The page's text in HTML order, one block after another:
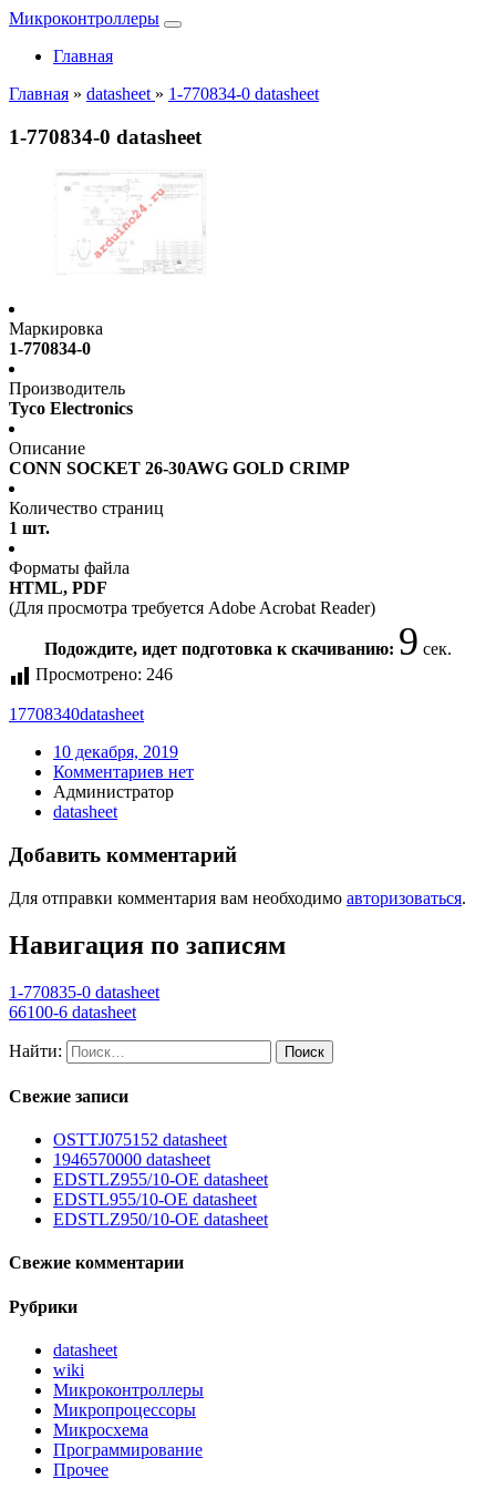
Микроконтроллеры
Главная
Главная » datasheet » 1-770834-0 datasheet
1-770834-0 datasheet
Маркировка
1-770834-0
Производитель
Tyco Electronics
Описание
CONN SOCKET 26-30AWG GOLD CRIMP
Количество страниц
1 шт.
Форматы файла
HTML, PDF
(Для просмотра требуется Adobe Acrobat Reader)
Подождите, идет подготовка к скачиванию: 9 сек.
Просмотрено: 246
17708340datasheet
10 декабря, 2019
Комментариев нет
Администратор
datasheet
Добавить комментарий
Для отправки комментария вам необходимо авторизоваться.
Навигация по записям
1-770835-0 datasheet
66100-6 datasheet
Найти:
Свежие записи
OSTTJ075152 datasheet
1946570000 datasheet
EDSTLZ955/10-OE datasheet
EDSTL955/10-OE datasheet
EDSTLZ950/10-OE datasheet
Свежие комментарии
Рубрики
datasheet
wiki
Микроконтроллеры
Микропроцессоры
Микросхема
Программирование
Прочее